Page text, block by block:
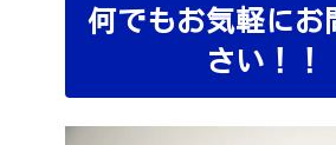
何でもお気軽にお
さい！！